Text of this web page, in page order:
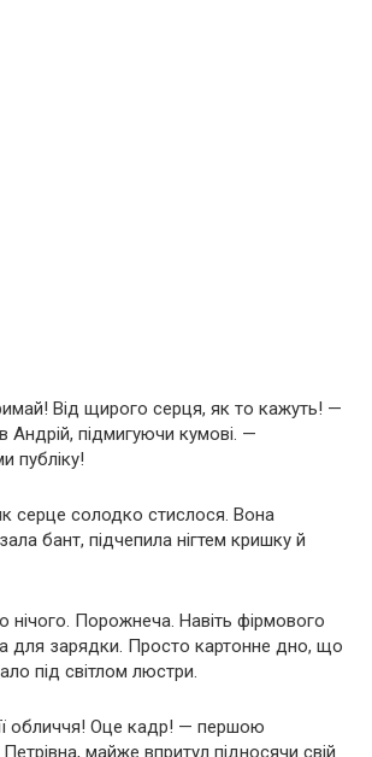
Від щирого серця, як то кажуть! —
Андрій, підмигуючи кумові. —
публіку!
серце солодко стислося. Вона
бант, підчепила нігтем кришку й
нічого. Порожнеча. Навіть фірмового
для зарядки. Просто картонне дно, що
під світлом люстри.
обличчя! Оце кадр! — першою
майже впритул підносячи свій